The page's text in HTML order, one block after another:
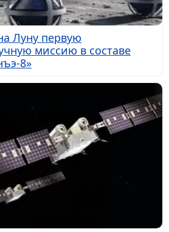
Луну первую
миссию в составе
8»